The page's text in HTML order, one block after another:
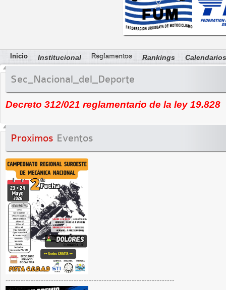
Inicio Institucional Reglamentos Rankings Calendarios
Sec_Nacional_del_Deporte
Decreto 312/021 reglamentario de la ley 19.828
Proximos Eventos
-------------------------------------------------------------------